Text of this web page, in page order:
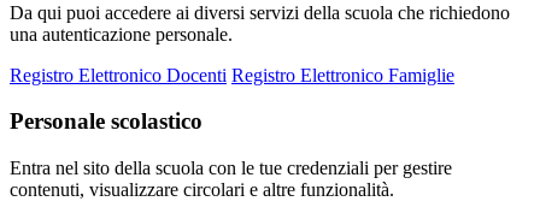
Da qui puoi accedere ai diversi servizi della scuola che richiedono
una autenticazione personale.
Registro Elettronico Docenti Registro Elettronico Famiglie
Personale scolastico
Entra nel sito della scuola con le tue credenziali per gestire
contenuti, visualizzare circolari e altre funzionalità.